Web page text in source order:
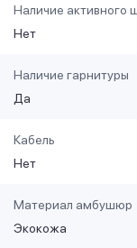
Наличие активного
Нет
Наличие гарнитуры
Да
Кабель
Нет
Материал амбушюр
Экокожа